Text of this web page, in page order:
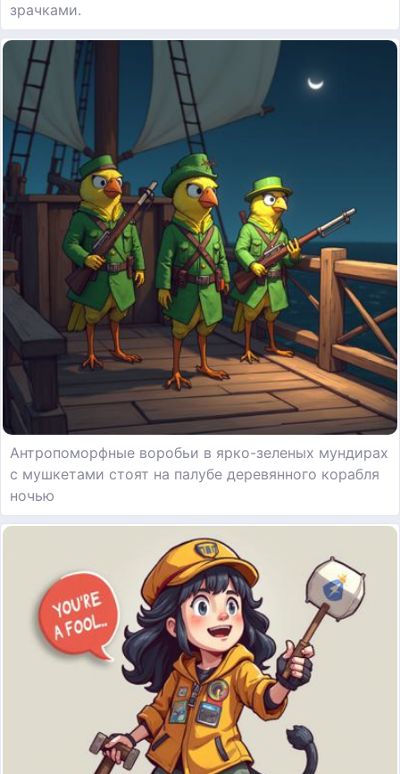
зрачками.
Антропоморфные воробьи в ярко-зеленых мундирах
с мушкетами стоят на палубе деревянного корабля
ночью